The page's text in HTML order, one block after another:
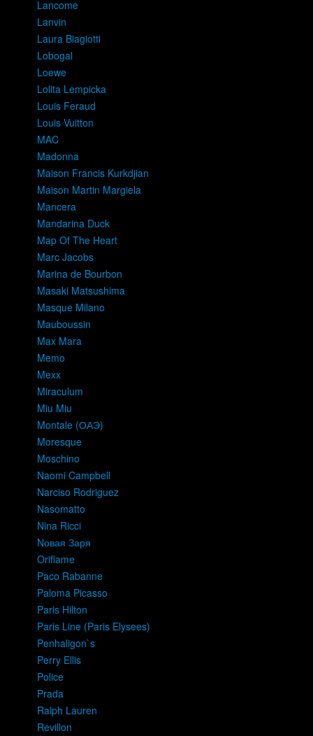
Lancome
Lanvin
Laura Biagiotti
Lobogal
Loewe
Lolita Lempicka
Louis Feraud
Louis Vuitton
MAC
Madonna
Maison Francis Kurkdjian
Maison Martin Margiela
Mancera
Mandarina Duck
Map Of The Heart
Marc Jacobs
Marina de Bourbon
Masaki Matsushima
Masque Milano
Mauboussin
Max Mara
Memo
Mexx
Miraculum
Miu Miu
Montale (ОАЭ)
Moresque
Moschino
Naomi Campbell
Narciso Rodriguez
Nasomatto
Nina Ricci
Nовая Заря
Oriflame
Paco Rabanne
Paloma Picasso
Paris Hilton
Paris Line (Paris Elysees)
Penhaligon`s
Perry Ellis
Police
Prada
Ralph Lauren
Revillon